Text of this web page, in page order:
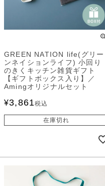
GREEN NATION life(グリー
ンネイションライフ) 小回り
のきくキッチン雑貨ギフト
【ギフトボックス入り】／
Amingオリジナルセット
¥3,861税込
在庫切れ